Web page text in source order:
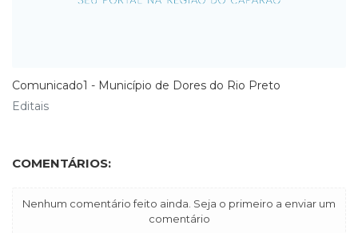
Comunicado1 - Município de Dores do Rio Preto
Editais
COMENTÁRIOS:
Nenhum comentário feito ainda. Seja o primeiro a enviar um
comentário